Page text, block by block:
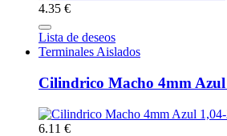
4.35 €
Lista de deseos
Terminales Aislados
Cilindrico Macho 4mm Azul
6.11 €